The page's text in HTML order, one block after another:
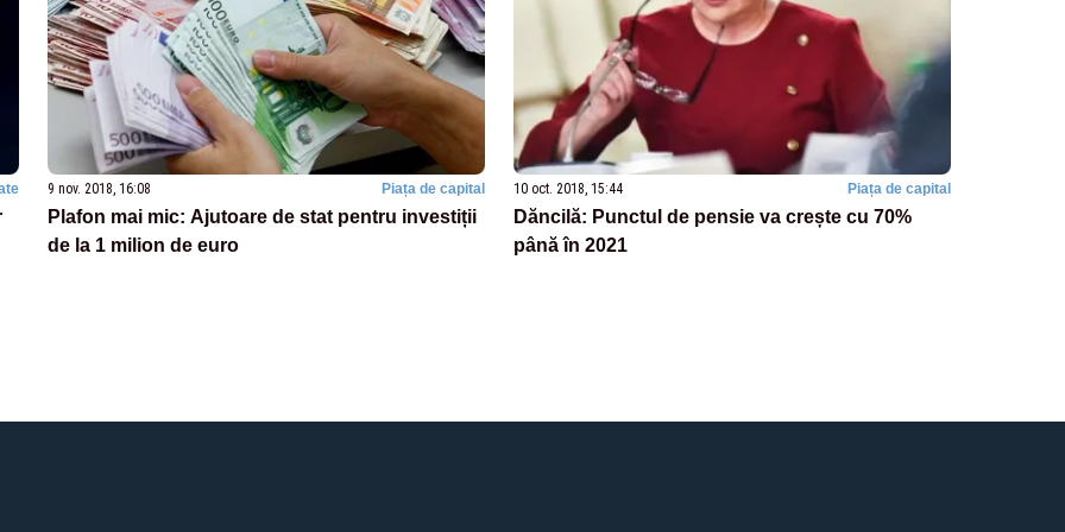
9 nov. 2018, 16:08 Piața de capital
Plafon mai mic: Ajutoare de stat pentru investiții
de la 1 milion de euro
10 oct. 2018, 15:44 Piața de capital
Dăncilă: Punctul de pensie va crește cu 70%
până în 2021